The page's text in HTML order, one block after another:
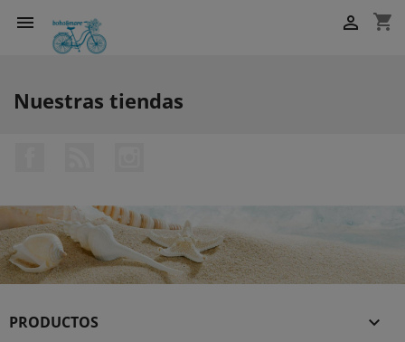
 shopping_cart

Nuestras tiendas
PRODUCTOS 